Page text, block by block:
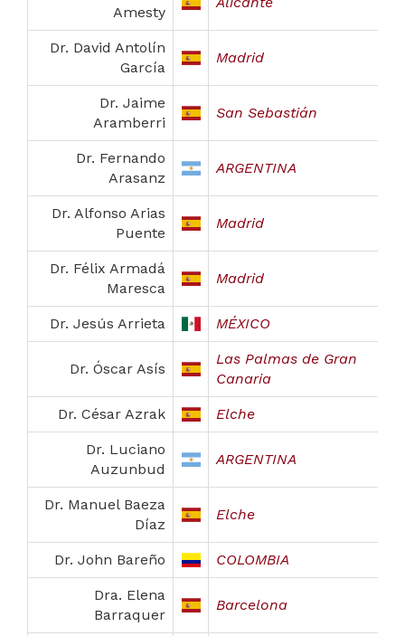
Amesty
Dr. David Antolín
García
Madrid
Dr. Jaime
Aramberri
San Sebastián
Dr. Fernando
Arasanz
ARGENTINA
Dr. Alfonso Arias
Puente
Madrid
Dr. Félix Armadá
Maresca
Madrid
Dr. Jesús Arrieta MÉXICO
Dr. Óscar Asís
Las Palmas de Gran
Canaria
Dr. César Azrak Elche
Dr. Luciano
Auzunbud
ARGENTINA
Dr. Manuel Baeza
Díaz
Elche
Dr. John Bareño COLOMBIA
Dra. Elena
Barraquer
Barcelona